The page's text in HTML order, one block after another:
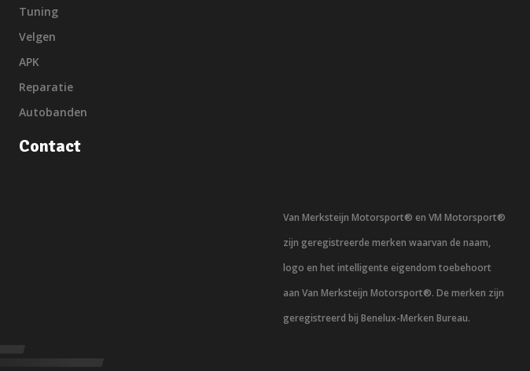
Tuning
Velgen
APK
Reparatie
Autobanden
Contact
Van Merksteijn Motorsport® en VM Motorsport®
zijn geregistreerde merken waarvan de naam,
logo en het intelligente eigendom toebehoort
aan Van Merksteijn Motorsport®. De merken zijn
geregistreerd bij Benelux-Merken Bureau.